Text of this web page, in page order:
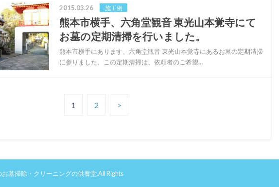
2015.03.26 施工例
熊本市横手、六角堂観音 東光山本覚寺にて
お墓の定期清掃を行いました。
熊本市横手にあります、六角堂観音 東光山本覚寺にあるお墓の定期清掃
に参りました。この定期清掃は、依頼者のご希望…
1 2 >
墓掃除・クリーニングの供養堂.All Rights